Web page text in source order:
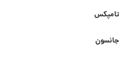
تامپکس
جانسون